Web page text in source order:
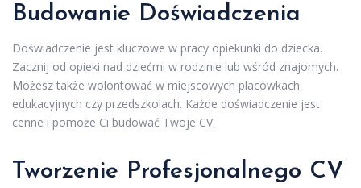
Budowanie Doświadczenia
Doświadczenie jest kluczowe w pracy opiekunki do dziecka.
Zacznij od opieki nad dziećmi w rodzinie lub wśród znajomych.
Możesz także wolontować w miejscowych placówkach
edukacyjnych czy przedszkolach. Każde doświadczenie jest
cenne i pomoże Ci budować Twoje CV.
Tworzenie Profesjonalnego CV